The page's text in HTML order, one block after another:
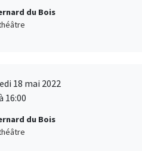
du Bois
18 mai 2022
16:00
du Bois